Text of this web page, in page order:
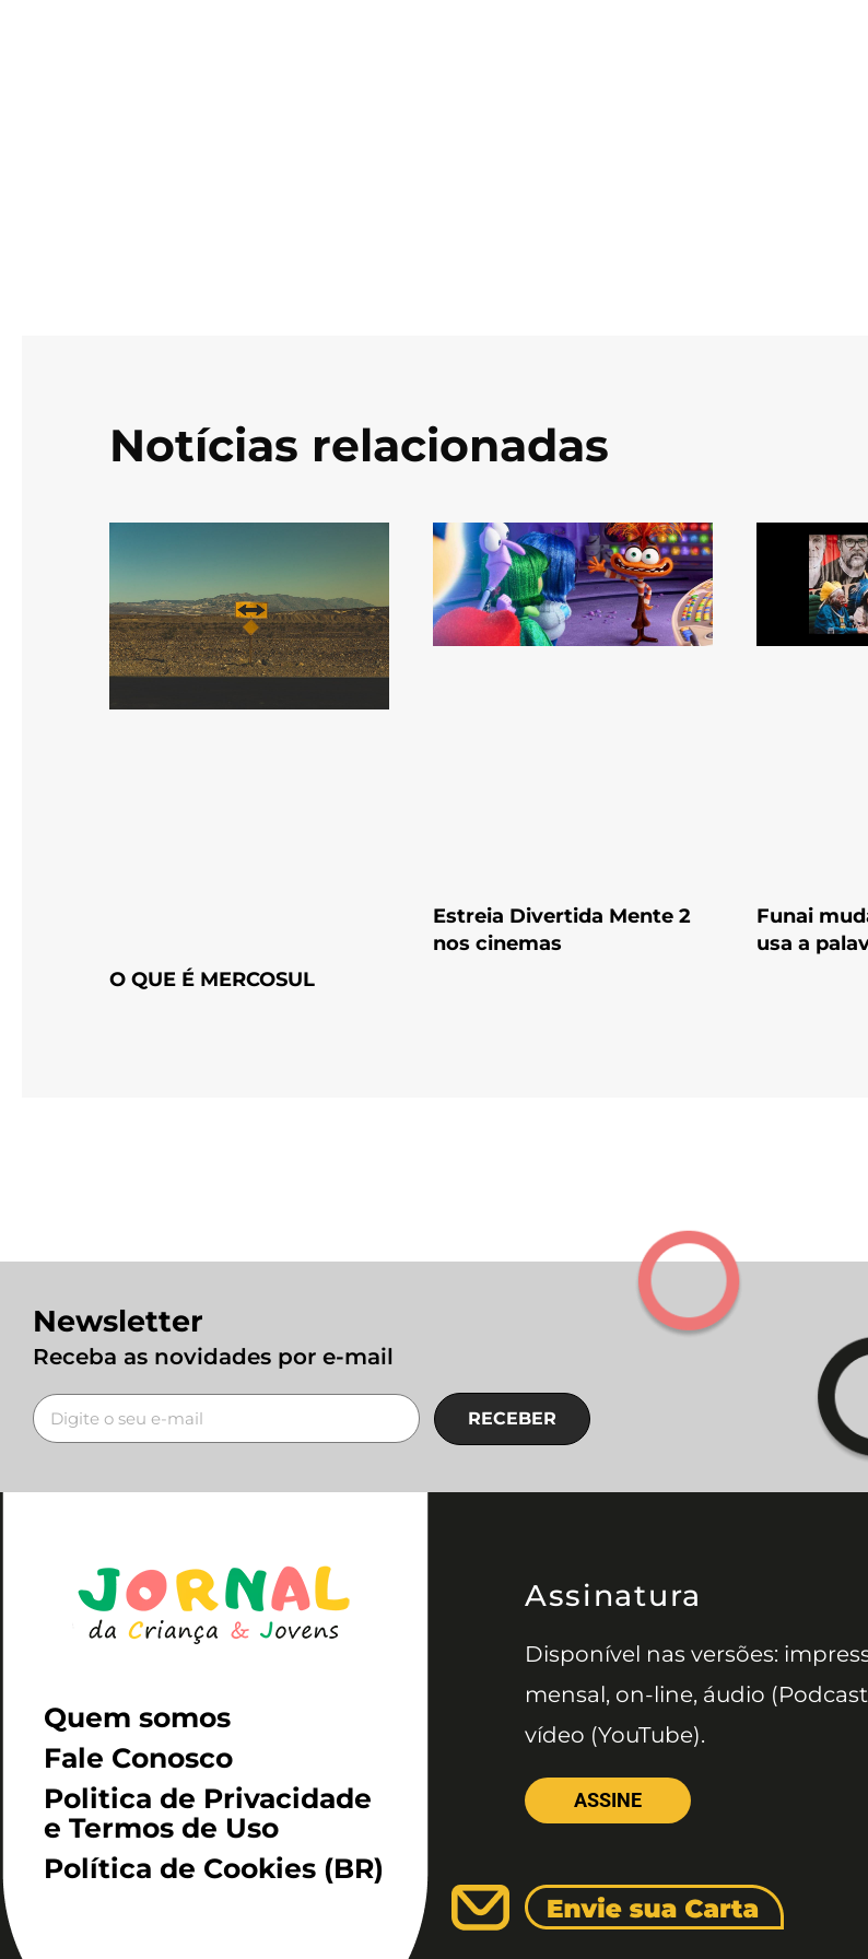
Notícias relacionadas
O QUE É MERCOSUL
Estreia Divertida Mente 2
nos cinemas
Funai
usa a
Newsletter
Receba as novidades por e-mail
RECEBER
Quem somos
Fale Conosco
Politica de Privacidade
e Termos de Uso
Política de Cookies (BR)
Assinatura
Disponível nas versões:
mensal, on-line, áudio
vídeo (YouTube).
ASSINE